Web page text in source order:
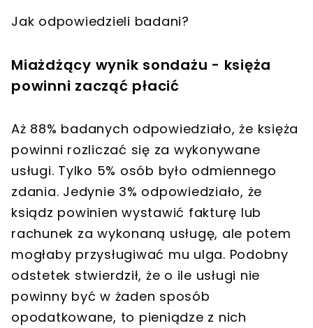
Jak odpowiedzieli badani?
Miażdżący wynik sondażu - księża
powinni zacząć płacić
Aż 88% badanych odpowiedziało, że księża
powinni rozliczać się za wykonywane
usługi. Tylko 5% osób było odmiennego
zdania. Jedynie 3% odpowiedziało, że
ksiądz powinien wystawić fakturę lub
rachunek za wykonaną usługę, ale potem
mogłaby przysługiwać mu ulga. Podobny
odstetek stwierdził, że o ile usługi nie
powinny być w żaden sposób
opodatkowane, to pieniądze z nich